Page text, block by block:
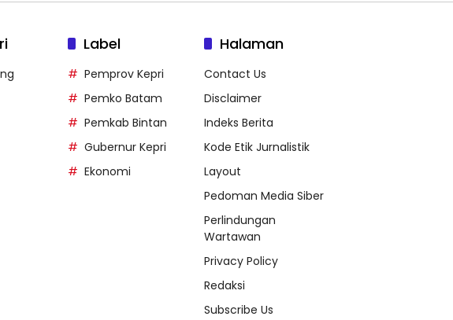
Label
Pemprov Kepri
Pemko Batam
Pemkab Bintan
Gubernur Kepri
Ekonomi
Halaman
Contact Us
Disclaimer
Indeks Berita
Kode Etik Jurnalistik
Layout
Pedoman Media Siber
Perlindungan
Wartawan
Privacy Policy
Redaksi
Subscribe Us